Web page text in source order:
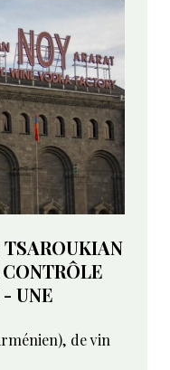
TSAROUKIAN
UNE
de vin